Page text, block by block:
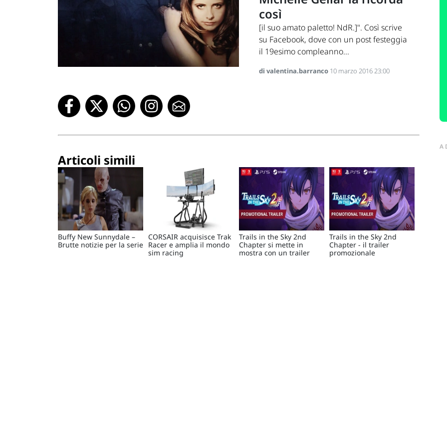
così
[il suo amato paletto! NdR.]". Così scrive
su Facebook, dove con un post festeggia
il 19esimo compleanno...
di valentina.barranco 10 marzo 2016 23:00
Articoli simili
Buffy New Sunnydale –
Brutte notizie per la serie
CORSAIR acquisisce Trak
Racer e amplia il mondo
sim racing
Trails in the Sky 2nd
Chapter si mette in
mostra con un trailer
Trails in the Sky 2nd
Chapter - il trailer
promozionale